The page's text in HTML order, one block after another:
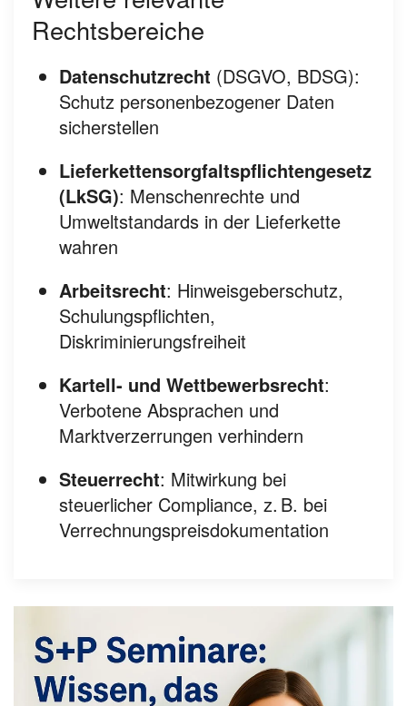
Rechtsbereiche
Datenschutzrecht (DSGVO, BDSG):
Schutz personenbezogener Daten
sicherstellen
Lieferkettensorgfaltspflichtengesetz
(LkSG): Menschenrechte und
Umweltstandards in der Lieferkette
wahren
Arbeitsrecht: Hinweisgeberschutz,
Schulungspflichten,
Diskriminierungsfreiheit
Kartell- und Wettbewerbsrecht:
Verbotene Absprachen und
Marktverzerrungen verhindern
Steuerrecht: Mitwirkung bei
steuerlicher Compliance, z. B. bei
Verrechnungspreisdokumentation